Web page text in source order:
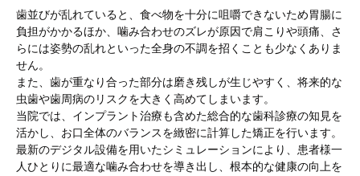
歯並びが乱れていると、食べ物を十分に咀嚼できないため胃腸に
負担がかかるほか、噛み合わせのズレが原因で肩こりや頭痛、さ
らには姿勢の乱れといった全身の不調を招くことも少なくありま
せん。
また、歯が重なり合った部分は磨き残しが生じやすく、将来的な
虫歯や歯周病のリスクを大きく高めてしまいます。
当院では、インプラント治療も含めた総合的な歯科診療の知見を
活かし、お口全体のバランスを緻密に計算した矯正を行います。
最新のデジタル設備を用いたシミュレーションにより、患者様一
人ひとりに最適な噛み合わせを導き出し、根本的な健康の向上を